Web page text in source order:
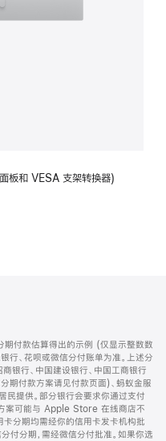
板和 VESA 支架转换器)
期付款估算得出的示例 (仅显示整数数
行、花呗或微信分付账单为准。上述分
银行、中国建设银行、中国工商银行
期付款方案请见付款页面)、蚂蚁金服
提供。部分银行会要求你通过支付
案可能与 Apple Store 在线商店不
分期均需经你的信用卡发卡机构批
付分期，需经微信分付批准。如果你选